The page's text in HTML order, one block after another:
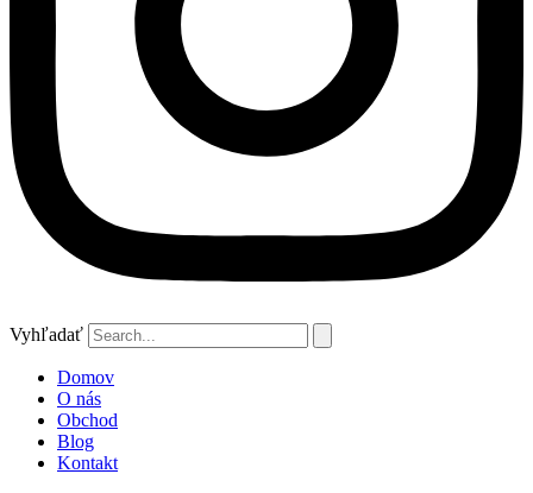
Vyhľadať
Domov
O nás
Obchod
Blog
Kontakt